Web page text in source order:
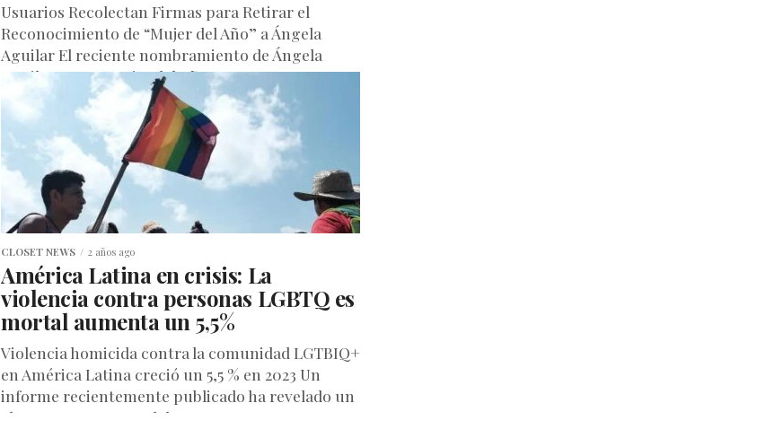
Usuarios Recolectan Firmas para Retirar el
Reconocimiento de “Mujer del Año” a Ángela
Aguilar El reciente nombramiento de Ángela
Aguilar como “Mujer del Año” por parte...
CLOSET NEWS 2 años ago
América Latina en crisis: La
violencia contra personas LGBTQ es
mortal aumenta un 5,5%
Violencia homicida contra la comunidad LGTBIQ+
en América Latina creció un 5,5 % en 2023 Un
informe recientemente publicado ha revelado un
alarmante aumento del 5,5...